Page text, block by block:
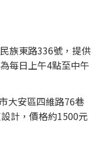
族東路336號，提供
每日上午4點至中午
大安區四維路76巷
計，價格約1500元